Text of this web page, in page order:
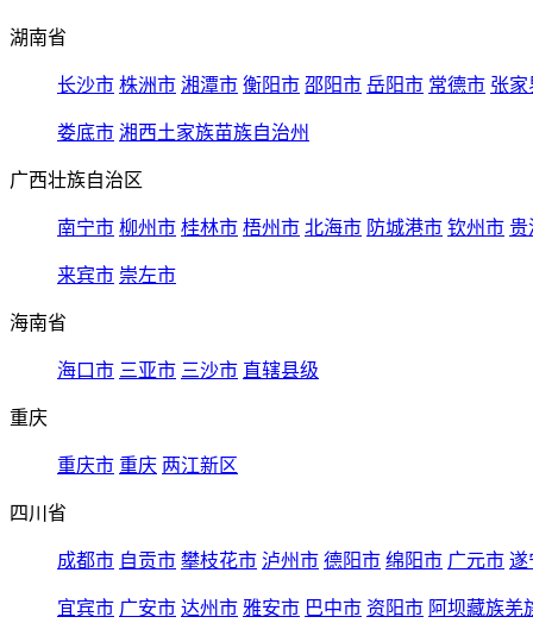
湖南省
长沙市 株洲市 湘潭市 衡阳市 邵阳市 岳阳市 常德市 张家
娄底市 湘西土家族苗族自治州
广西壮族自治区
南宁市 柳州市 桂林市 梧州市 北海市 防城港市 钦州市 贵
来宾市 崇左市
海南省
海口市 三亚市 三沙市 直辖县级
重庆
重庆市 重庆 两江新区
四川省
成都市 自贡市 攀枝花市 泸州市 德阳市 绵阳市 广元市 遂
宜宾市 广安市 达州市 雅安市 巴中市 资阳市 阿坝藏族羌